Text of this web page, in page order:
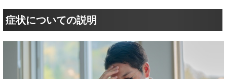
症状についての説明